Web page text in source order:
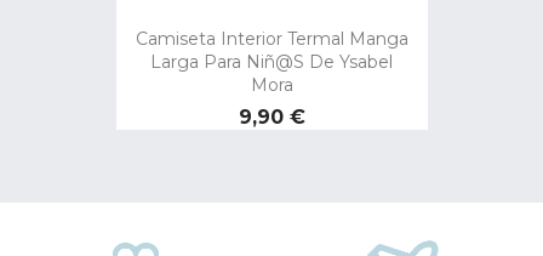
Camiseta Interior Termal Manga
Larga Para Niñ@s De Ysabel
Mora
Precio
9,90 €